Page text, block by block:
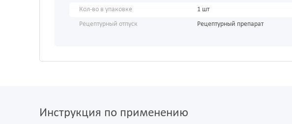
Кол-во в упаковке
1 шт
Рецептурный отпуск
Рецептурный препарат
Инструкция по применению